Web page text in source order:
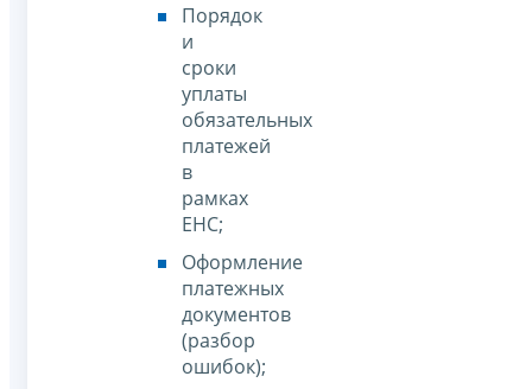
Порядок
и
сроки
уплаты
обязательных
платежей
в
рамках
ЕНС;
Оформление
платежных
документов
(разбор
ошибок);